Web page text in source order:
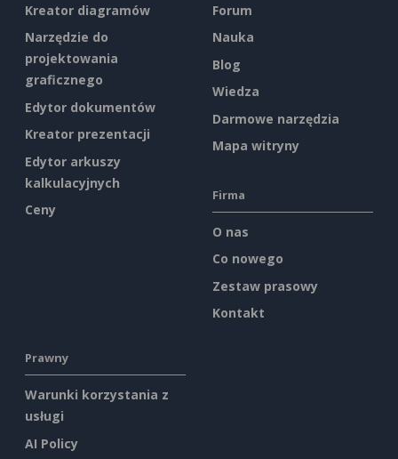
Kreator diagramów
Narzędzie do
projektowania
graficznego
Edytor dokumentów
Kreator prezentacji
Edytor arkuszy
kalkulacyjnych
Ceny
Forum
Nauka
Blog
Wiedza
Darmowe narzędzia
Mapa witryny
Firma
O nas
Co nowego
Zestaw prasowy
Kontakt
Prawny
Warunki korzystania z
usługi
AI Policy